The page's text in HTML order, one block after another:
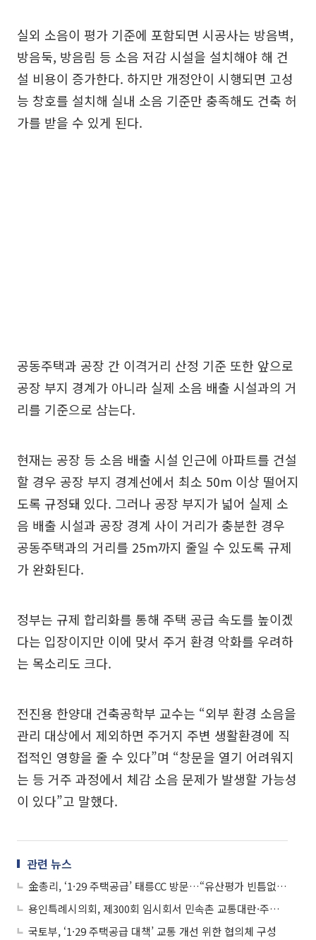
실외 소음이 평가 기준에 포함되면 시공사는 방음벽,
방음둑, 방음림 등 소음 저감 시설을 설치해야 해 건
설 비용이 증가한다. 하지만 개정안이 시행되면 고성
능 창호를 설치해 실내 소음 기준만 충족해도 건축 허
가를 받을 수 있게 된다.
공동주택과 공장 간 이격거리 산정 기준 또한 앞으로
공장 부지 경계가 아니라 실제 소음 배출 시설과의 거
리를 기준으로 삼는다.
현재는 공장 등 소음 배출 시설 인근에 아파트를 건설
할 경우 공장 부지 경계선에서 최소 50m 이상 떨어지
도록 규정돼 있다. 그러나 공장 부지가 넓어 실제 소
음 배출 시설과 공장 경계 사이 거리가 충분한 경우
공동주택과의 거리를 25m까지 줄일 수 있도록 규제
가 완화된다.
정부는 규제 합리화를 통해 주택 공급 속도를 높이겠
다는 입장이지만 이에 맞서 주거 환경 악화를 우려하
는 목소리도 크다.
전진용 한양대 건축공학부 교수는 “외부 환경 소음을
관리 대상에서 제외하면 주거지 주변 생활환경에 직
접적인 영향을 줄 수 있다”며 “창문을 열기 어려워지
는 등 거주 과정에서 체감 소음 문제가 발생할 가능성
이 있다”고 말했다.
관련 뉴스
金총리, ‘1·29 주택공급’ 태릉CC 방문…“유산평가 빈틈없이 준비”
용인특례시의회, 제300회 임시회서 민속촌 교통대란·주택공급·민간공원 파행 등 시정 전방위 도마에
국토부, ‘1·29 주택공급 대책’ 교통 개선 위한 협의체 구성